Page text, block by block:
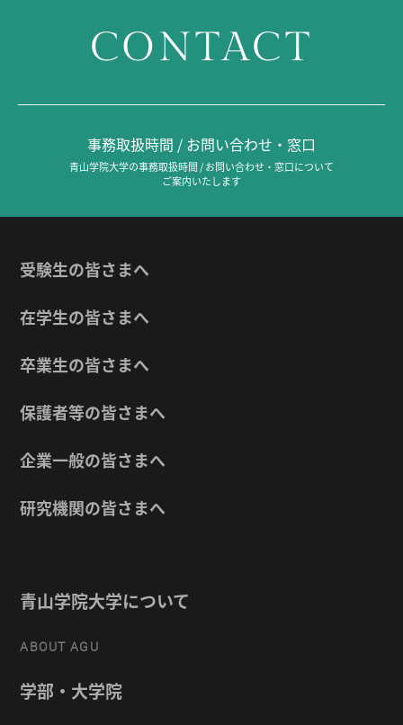
CONTACT
事務取扱時間 / お問い合わせ・窓口
青山学院大学の事務取扱時間 / お問い合わせ・窓口について
ご案内いたします
受験生の皆さまへ
在学生の皆さまへ
卒業生の皆さまへ
保護者等の皆さまへ
企業一般の皆さまへ
研究機関の皆さまへ
青山学院大学について
ABOUT AGU
学部・大学院